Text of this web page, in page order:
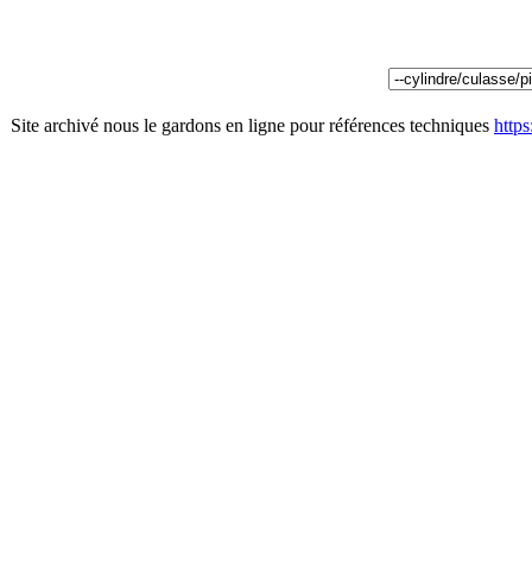
Site archivé nous le gardons en ligne pour références techniques